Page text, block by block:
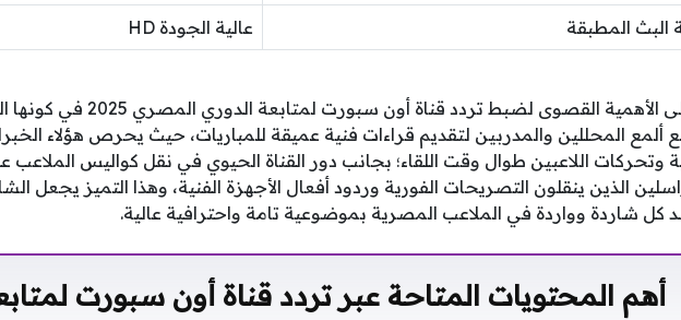
البث المطبقة عالية الجودة HD
تتجلى الأهمية القصوى لضبط تردد
ألمع المحللين والمدربين لتقديم قراءات فنية عميقة للمباريات، حيث يحرص هؤلاء
وتحركات اللاعبين طوال وقت اللقاء؛ بجانب دور القناة الحيوي في نقل كواليس
الذين ينقلون التصريحات الفورية وردود أفعال الأجهزة الفنية، وهذا التميز يجعل
كل شاردة وواردة في الملاعب المصرية بموضوعية تامة واحترافية عالية.
أهم المحتويات المتاحة عبر تردد قناة أون سبورت